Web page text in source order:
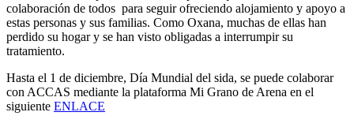
colaboración de todos para seguir ofreciendo alojamiento y apoyo a
estas personas y sus familias. Como Oxana, muchas de ellas han
perdido su hogar y se han visto obligadas a interrumpir su
tratamiento.
Hasta el 1 de diciembre, Día Mundial del sida, se puede colaborar
con ACCAS mediante la plataforma Mi Grano de Arena en el
siguiente ENLACE